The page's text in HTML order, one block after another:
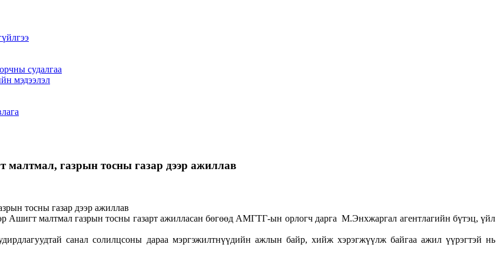
судалгаа
мэдээлэл
малтмал, газрын тосны газар дээр ажиллав
Ашигт малтмал газрын тосны газарт ажилласан бөгөөд АМГТГ-ын орлогч дарга М.Энхжаргал агентлагийн бүтэц, үйл
санал солилцсоны дараа мэргэжилтнүүдийн ажлын байр, хийж хэрэгжүүлж байгаа ажил үүрэгтэй нь